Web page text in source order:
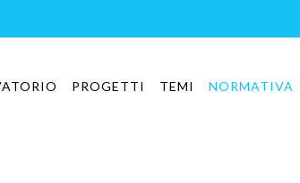
PROGETTI TEMI NORMATIVA